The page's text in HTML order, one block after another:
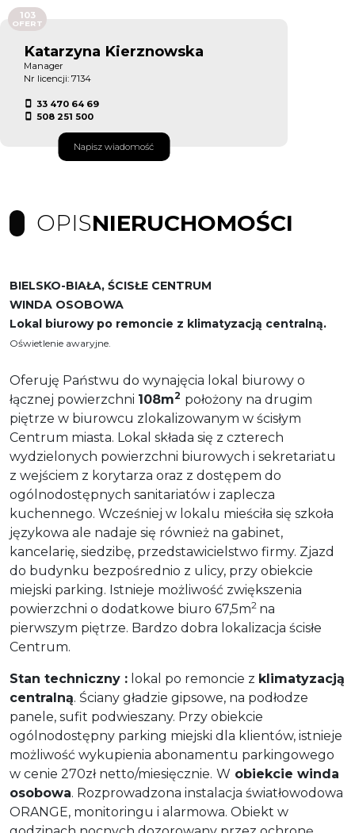
Katarzyna Kierznowska
Manager
Nr licencji: 7134
33 470 64 69
508 251 500
Napisz wiadomość
103
OFERT
OPISNIERUCHOMOŚCI
BIELSKO-BIAŁA, ŚCISŁE CENTRUM
WINDA OSOBOWA
Lokal biurowy po remoncie z klimatyzacją centralną.
Oświetlenie awaryjne.
Oferuję Państwu do wynajęcia lokal biurowy o
łącznej powierzchni 108m2 położony na drugim
piętrze w biurowcu zlokalizowanym w ścisłym
Centrum miasta. Lokal składa się z czterech
wydzielonych powierzchni biurowych i sekretariatu
z wejściem z korytarza oraz z dostępem do
ogólnodostępnych sanitariatów i zaplecza
kuchennego. Wcześniej w lokalu mieściła się szkoła
językowa ale nadaje się również na gabinet,
kancelarię, siedzibę, przedstawicielstwo firmy. Zjazd
do budynku bezpośrednio z ulicy, przy obiekcie
miejski parking. Istnieje możliwość zwiększenia
powierzchni o dodatkowe biuro 67,5m2 na
pierwszym piętrze. Bardzo dobra lokalizacja ścisłe
Centrum.
Stan techniczny : lokal po remoncie z klimatyzacją
centralną. Ściany gładzie gipsowe, na podłodze
panele, sufit podwieszany. Przy obiekcie
ogólnodostępny parking miejski dla klientów, istnieje
możliwość wykupienia abonamentu parkingowego
w cenie 270zł netto/miesięcznie. W obiekcie winda
osobowa. Rozprowadzona instalacja światłowodowa
ORANGE, monitoringu i alarmowa. Obiekt w